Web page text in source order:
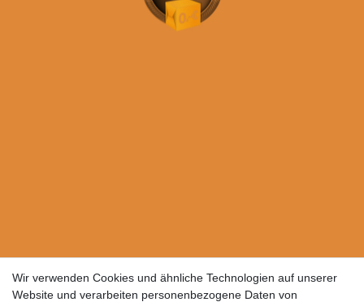
Wir verwenden Cookies und ähnliche Technologien auf unserer
Website und verarbeiten personenbezogene Daten von